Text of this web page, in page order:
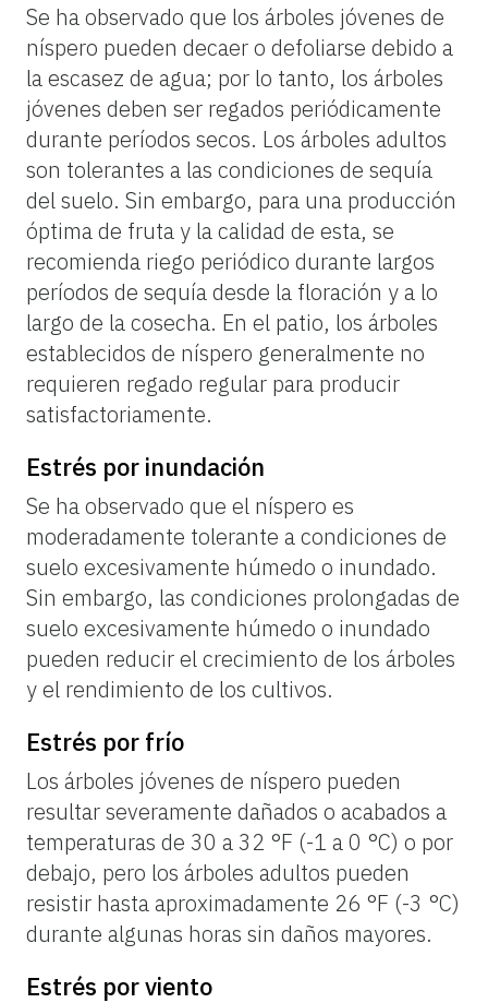
Se ha observado que los árboles jóvenes de
níspero pueden decaer o defoliarse debido a
la escasez de agua; por lo tanto, los árboles
jóvenes deben ser regados periódicamente
durante períodos secos. Los árboles adultos
son tolerantes a las condiciones de sequía
del suelo. Sin embargo, para una producción
óptima de fruta y la calidad de esta, se
recomienda riego periódico durante largos
períodos de sequía desde la floración y a lo
largo de la cosecha. En el patio, los árboles
establecidos de níspero generalmente no
requieren regado regular para producir
satisfactoriamente.
Estrés por inundación
Se ha observado que el níspero es
moderadamente tolerante a condiciones de
suelo excesivamente húmedo o inundado.
Sin embargo, las condiciones prolongadas de
suelo excesivamente húmedo o inundado
pueden reducir el crecimiento de los árboles
y el rendimiento de los cultivos.
Estrés por frío
Los árboles jóvenes de níspero pueden
resultar severamente dañados o acabados a
temperaturas de 30 a 32 °F (-1 a 0 °C) o por
debajo, pero los árboles adultos pueden
resistir hasta aproximadamente 26 °F (-3 °C)
durante algunas horas sin daños mayores.
Estrés por viento